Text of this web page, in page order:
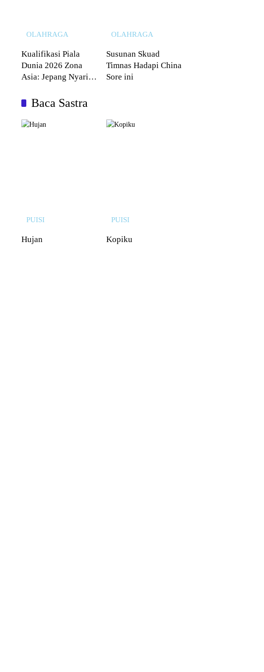
OLAHRAGA
Kualifikasi Piala
Dunia 2026 Zona
Asia: Jepang Nyaris
OLAHRAGA
Susunan Skuad
Timnas Hadapi China
Sore ini
Baca Sastra
PUISI
Hujan
PUISI
Kopiku